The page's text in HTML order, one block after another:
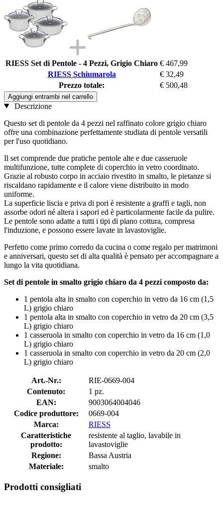
RIESS Set di Pentole - 4 Pezzi, Grigio Chiaro € 467,99
RIESS Schiumarola
€ 32,49
Prezzo totale:
€ 500,48
Aggiungi entrambi nel carrello
Descrizione
Questo set di pentole da 4 pezzi nel raffinato colore grigio chiaro
offre una combinazione perfettamente studiata di pentole versatili
per l'uso quotidiano.
Il set comprende due pratiche pentole alte e due casseruole
multifunzione, tutte complete di coperchio in vetro coordinato.
Grazie al robusto corpo in acciaio rivestito in smalto, le pietanze si
riscaldano rapidamente e il calore viene distribuito in modo
uniforme.
La superficie liscia e priva di pori è resistente a graffi e tagli, non
assorbe odori né altera i sapori ed è particolarmente facile da pulire.
Le pentole sono adatte a tutti i tipi di piano cottura, compresa
l'induzione, e possono essere lavate in lavastoviglie.
Perfetto come primo corredo da cucina o come regalo per matrimoni
e anniversari, questo set di alta qualità è pensato per accompagnare a
lungo la vita quotidiana.
Set di pentole in smalto grigio chiaro da 4 pezzi composto da:
1 pentola alta in smalto con coperchio in vetro da 16 cm (1,5
L) grigio chiaro
1 pentola alta in smalto con coperchio in vetro da 20 cm (3,5
L) grigio chiaro
1 casseruola in smalto con coperchio in vetro da 16 cm (1,0
L) grigio chiaro
1 casseruola in smalto con coperchio in vetro da 20 cm (2,0
L) grigio chiaro
Art.-Nr.:
RIE-0669-004
Contenuto:
1 pz.
EAN:
9003064004046
Codice produttore:
0669-004
Marca:
RIESS
Caratteristiche
prodotto:
resistente al taglio, lavabile in
lavastoviglie
Regione:
Bassa Austria
Materiale:
smalto
Prodotti consigliati